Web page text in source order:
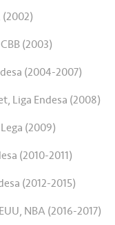
(2003)
(2004-2007)
Liga Endesa (2008)
(2009)
(2010-2011)
(2012-2015)
NBA (2016-2017)